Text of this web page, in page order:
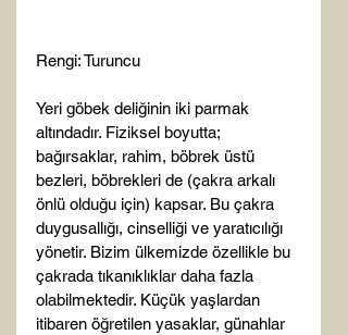
Rengi: Turuncu
Yeri göbek deliğinin iki parmak
altındadır. Fiziksel boyutta;
bağırsaklar, rahim, böbrek üstü
bezleri, böbrekleri de (çakra arkalı
önlü olduğu için) kapsar. Bu çakra
duygusallığı, cinselliği ve yaratıcılığı
yönetir. Bizim ülkemizde özellikle bu
çakrada tıkanıklıklar daha fazla
olabilmektedir. Küçük yaşlardan
itibaren öğretilen yasaklar, günahlar